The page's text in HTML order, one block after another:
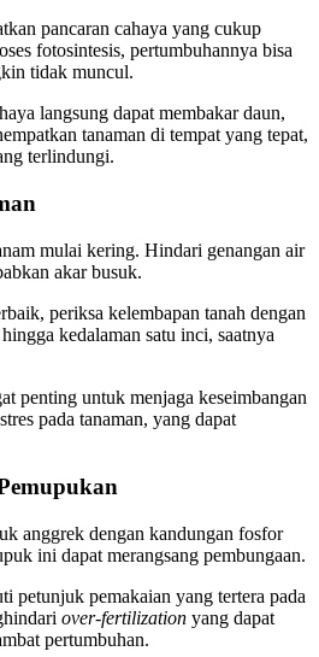
pancaran cahaya yang cukup
fotosintesis, pertumbuhannya bisa
tidak muncul.
langsung dapat membakar daun,
tanaman di tempat yang tepat,
terlindungi.
mulai kering. Hindari genangan air
akar busuk.
periksa kelembapan tanah dengan
kedalaman satu inci, saatnya
penting untuk menjaga keseimbangan
pada tanaman, yang dapat
anggrek dengan kandungan fosfor
ini dapat merangsang pembungaan.
petunjuk pemakaian yang tertera pada
over-fertilization yang dapat
pertumbuhan.